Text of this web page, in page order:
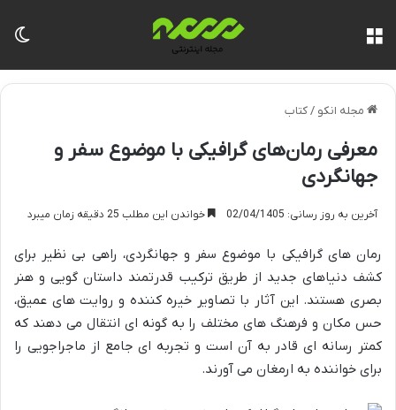
مجله انکو /کتاب
معرفی رمان‌های گرافیکی با موضوع سفر و
جهانگردی
آخرین به روز رسانی: 02/04/1405 خواندن این مطلب 25 دقیقه زمان میبرد
رمان های گرافیکی با موضوع سفر و جهانگردی، راهی بی نظیر برای
کشف دنیاهای جدید از طریق ترکیب قدرتمند داستان گویی و هنر
بصری هستند. این آثار با تصاویر خیره کننده و روایت های عمیق،
حس مکان و فرهنگ های مختلف را به گونه ای انتقال می دهند که
کمتر رسانه ای قادر به آن است و تجربه ای جامع از ماجراجویی را
برای خواننده به ارمغان می آورند.